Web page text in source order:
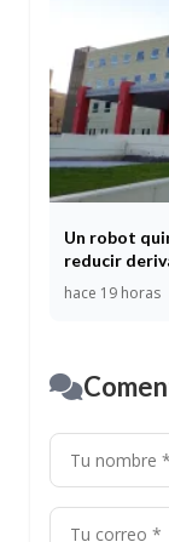
Un robot
reducir
hace 19 horas